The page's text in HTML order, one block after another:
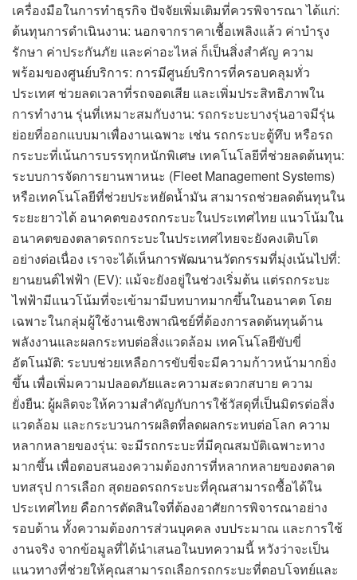
เครื่องมือในการทำธุรกิจ ปัจจัยเพิ่มเติมที่ควรพิจารณา ได้แก่:
ต้นทุนการดำเนินงาน: นอกจากราคาเชื้อเพลิงแล้ว ค่าบำรุง
รักษา ค่าประกันภัย และค่าอะไหล่ ก็เป็นสิ่งสำคัญ ความ
พร้อมของศูนย์บริการ: การมีศูนย์บริการที่ครอบคลุมทั่ว
ประเทศ ช่วยลดเวลาที่รถจอดเสีย และเพิ่มประสิทธิภาพใน
การทำงาน รุ่นที่เหมาะสมกับงาน: รถกระบะบางรุ่นอาจมีรุ่น
ย่อยที่ออกแบบมาเพื่องานเฉพาะ เช่น รถกระบะตู้ทึบ หรือรถ
กระบะที่เน้นการบรรทุกหนักพิเศษ เทคโนโลยีที่ช่วยลดต้นทุน:
ระบบการจัดการยานพาหนะ (Fleet Management Systems)
หรือเทคโนโลยีที่ช่วยประหยัดน้ำมัน สามารถช่วยลดต้นทุนใน
ระยะยาวได้ อนาคตของรถกระบะในประเทศไทย แนวโน้มใน
อนาคตของตลาดรถกระบะในประเทศไทยจะยังคงเติบโต
อย่างต่อเนื่อง เราจะได้เห็นการพัฒนานวัตกรรมที่มุ่งเน้นไปที่:
ยานยนต์ไฟฟ้า (EV): แม้จะยังอยู่ในช่วงเริ่มต้น แต่รถกระบะ
ไฟฟ้ามีแนวโน้มที่จะเข้ามามีบทบาทมากขึ้นในอนาคต โดย
เฉพาะในกลุ่มผู้ใช้งานเชิงพาณิชย์ที่ต้องการลดต้นทุนด้าน
พลังงานและผลกระทบต่อสิ่งแวดล้อม เทคโนโลยีขับขี่
อัตโนมัติ: ระบบช่วยเหลือการขับขี่จะมีความก้าวหน้ามากยิ่ง
ขึ้น เพื่อเพิ่มความปลอดภัยและความสะดวกสบาย ความ
ยั่งยืน: ผู้ผลิตจะให้ความสำคัญกับการใช้วัสดุที่เป็นมิตรต่อสิ่ง
แวดล้อม และกระบวนการผลิตที่ลดผลกระทบต่อโลก ความ
หลากหลายของรุ่น: จะมีรถกระบะที่มีคุณสมบัติเฉพาะทาง
มากขึ้น เพื่อตอบสนองความต้องการที่หลากหลายของตลาด
บทสรุป การเลือก สุดยอดรถกระบะที่คุณสามารถซื้อได้ใน
ประเทศไทย คือการตัดสินใจที่ต้องอาศัยการพิจารณาอย่าง
รอบด้าน ทั้งความต้องการส่วนบุคคล งบประมาณ และการใช้
งานจริง จากข้อมูลที่ได้นำเสนอในบทความนี้ หวังว่าจะเป็น
แนวทางที่ช่วยให้คุณสามารถเลือกรถกระบะที่ตอบโจทย์และ